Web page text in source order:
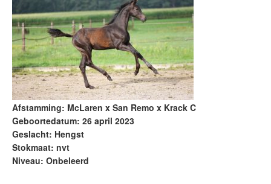
Afstamming: McLaren x San Remo x Krack C
Geboortedatum: 26 april 2023
Geslacht: Hengst
Stokmaat: nvt
Niveau: Onbeleerd